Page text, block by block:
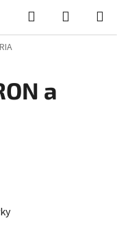
Hledat
KOŠÍK
a